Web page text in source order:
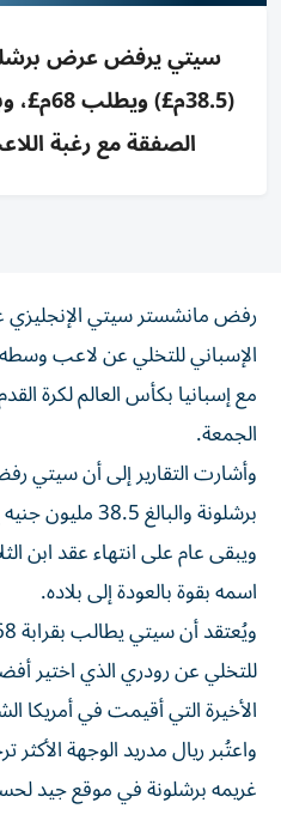
سيتي يرفض عرض
الصفقة مع رغبة
رفض مانشستر سيتي الإنجليزي
الإسباني للتخلي عن لاعب
مع إسبانيا بكأس العالم لكرة
الجمعة.
وأشارت التقارير إلى أن سيتي
برشلونة والبالغ 38.5 مليون جنيه إسترليني (52 مليون دولار).
ويبقى عام على انتهاء عقد ابن
اسمه بقوة بالعودة إلى بلاده.
للتخلي عن رودري الذي اختير
الأخيرة التي أقيمت في أمريكا
واعتُبر ريال مدريد الوجهة
غريمه برشلونة في موقع جيد